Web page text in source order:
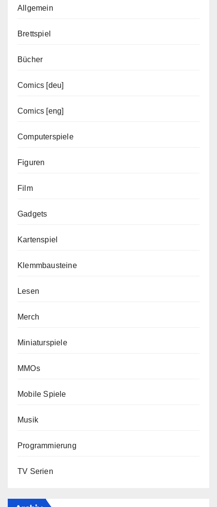
Allgemein
Brettspiel
Bücher
Comics [deu]
Comics [eng]
Computerspiele
Figuren
Film
Gadgets
Kartenspiel
Klemmbausteine
Lesen
Merch
Miniaturspiele
MMOs
Mobile Spiele
Musik
Programmierung
TV Serien